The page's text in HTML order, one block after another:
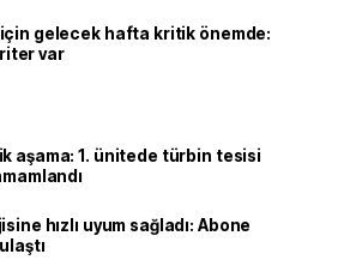
için gelecek hafta kritik önemde:
var
aşama: 1. ünitede türbin tesisi
hızlı uyum sağladı: Abone